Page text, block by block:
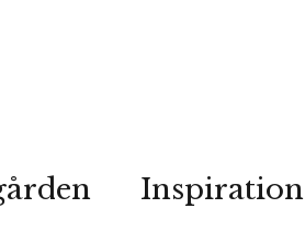
Inspiration